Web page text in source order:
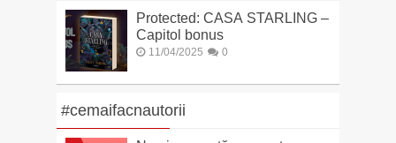
Protected: CASA STARLING –
Capitol bonus
11/04/2025 0
#cemaifacnautorii